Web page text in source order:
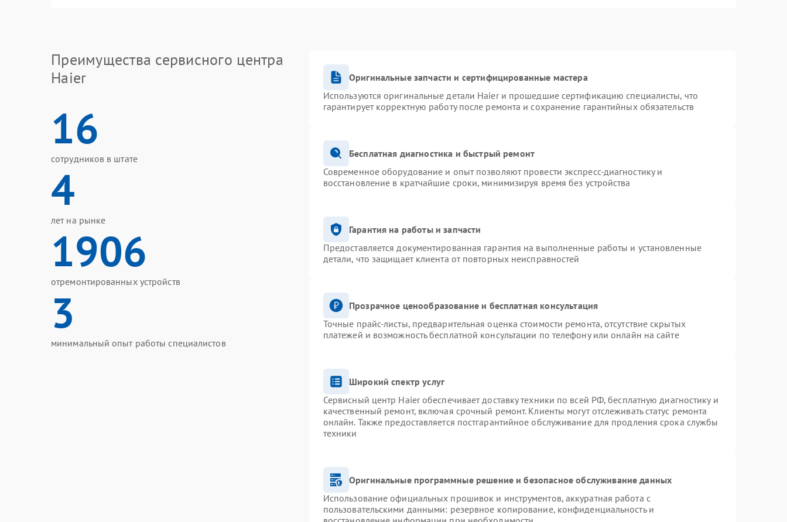
Преимущества сервисного центра
Haier
16
сотрудников в штате
4
лет на рынке
1906
отремонтированных устройств
3
минимальный опыт работы специалистов
Оригинальные запчасти и сертифицированные мастера
Используются оригинальные детали Haier и прошедшие сертификацию специалисты, что
гарантирует корректную работу после ремонта и сохранение гарантийных обязательств
Бесплатная диагностика и быстрый ремонт
Современное оборудование и опыт позволяют провести экспресс-диагностику и
восстановление в кратчайшие сроки, минимизируя время без устройства
Гарантия на работы и запчасти
Предоставляется документированная гарантия на выполненные работы и установленные
детали, что защищает клиента от повторных неисправностей
Прозрачное ценообразование и бесплатная консультация
Точные прайс-листы, предварительная оценка стоимости ремонта, отсутствие скрытых
платежей и возможность бесплатной консультации по телефону или онлайн на сайте
Широкий спектр услуг
Сервисный центр Haier обеспечивает доставку техники по всей РФ, бесплатную диагностику и
качественный ремонт, включая срочный ремонт. Клиенты могут отслеживать статус ремонта
онлайн. Также предоставляется постгарантийное обслуживание для продления срока службы
техники
Оригинальные программные решение и безопасное обслуживание данных
Использование официальных прошивок и инструментов, аккуратная работа с
пользовательскими данными: резервное копирование, конфиденциальность и